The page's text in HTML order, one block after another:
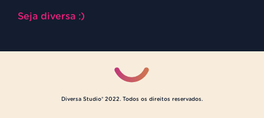
Seja diversa :)
Diversa Studio® 2022. Todos os direitos reservados.